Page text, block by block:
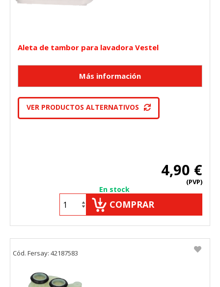
Aleta de tambor para lavadora Vestel
VER PRODUCTOS ALTERNATIVOS
4,90 €
(PVP)
En stock
COMPRAR
Cód. Fersay: 42187583